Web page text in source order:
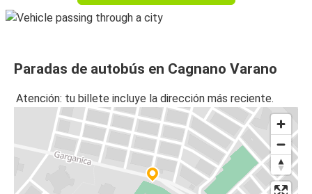
Paradas de autobús en Cagnano Varano
Atención: tu billete incluye la dirección más reciente.